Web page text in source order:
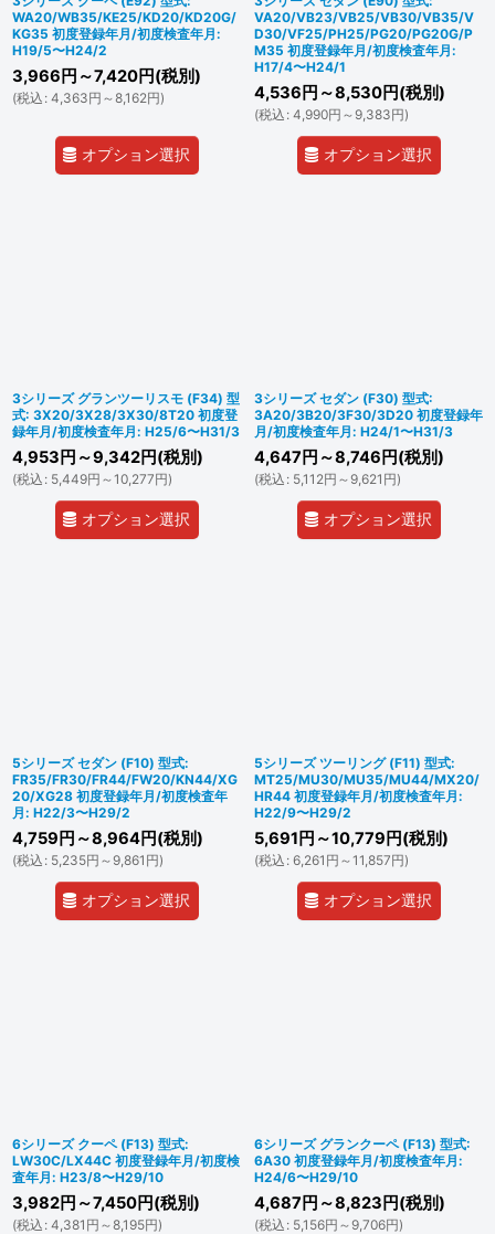
WA20/WB35/KE25/KD20/KD20G/
KG35 初度登録年月/初度検査年月:
H19/5〜H24/2
3,966 円 ～7,420円(税別)
(税込 : 4,363円 ～8,162円)
オプション選択
VA20/VB23/VB25/VB30/VB35/V
D30/VF25/PH25/PG20/PG20G/P
M35 初度登録年月/初度検査年月:
H17/4〜H24/1
4,536 円 ～8,530円(税別)
(税込 : 4,990円 ～9,383円)
オプション選択
3シリーズ グランツーリスモ (F34) 型
式: 3X20/3X28/3X30/8T20 初度登
録年月/初度検査年月: H25/6〜H31/3
4,953 円 ～9,342円(税別)
(税込 : 5,449円 ～10,277円)
オプション選択
3シリーズ セダン (F30) 型式:
3A20/3B20/3F30/3D20 初度登録年
月/初度検査年月: H24/1〜H31/3
4,647 円 ～8,746 円(税別)
(税込 : 5,112円 ～9,621 円)
オプション選択
5シリーズ セダン (F10) 型式:
FR35/FR30/FR44/FW20/KN44/XG
20/XG28 初度登録年月/初度検査年
月: H22/3〜H29/2
4,759 円 ～8,964円(税別)
(税込 : 5,235円 ～9,861 円)
オプション選択
5シリーズ ツーリング (F11) 型式:
MT25/MU30/MU35/MU44/MX20/
HR44 初度登録年月/初度検査年月:
H22/9〜H29/2
5,691 円 ～10,779 円(税別)
(税込 : 6,261 円 ～11,857円)
オプション選択
6シリーズ クーペ (F13) 型式:
LW30C/LX44C 初度登録年月/初度検
査年月: H23/8〜H29/10
3,982円 ～7,450円(税別)
(税込 : 4,381 円 ～8,195円)
6シリーズ グランクーペ (F13) 型式:
6A30 初度登録年月/初度検査年月:
H24/6〜H29/10
4,687 円 ～8,823 円(税別)
(税込 : 5,156円 ～9,706円)